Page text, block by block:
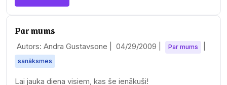
Par mums
Autors: Andra Gustavsone | 04/29/2009 Par mums
sanāksmes
Lai jauka diena visiem, kas še ienākuši!